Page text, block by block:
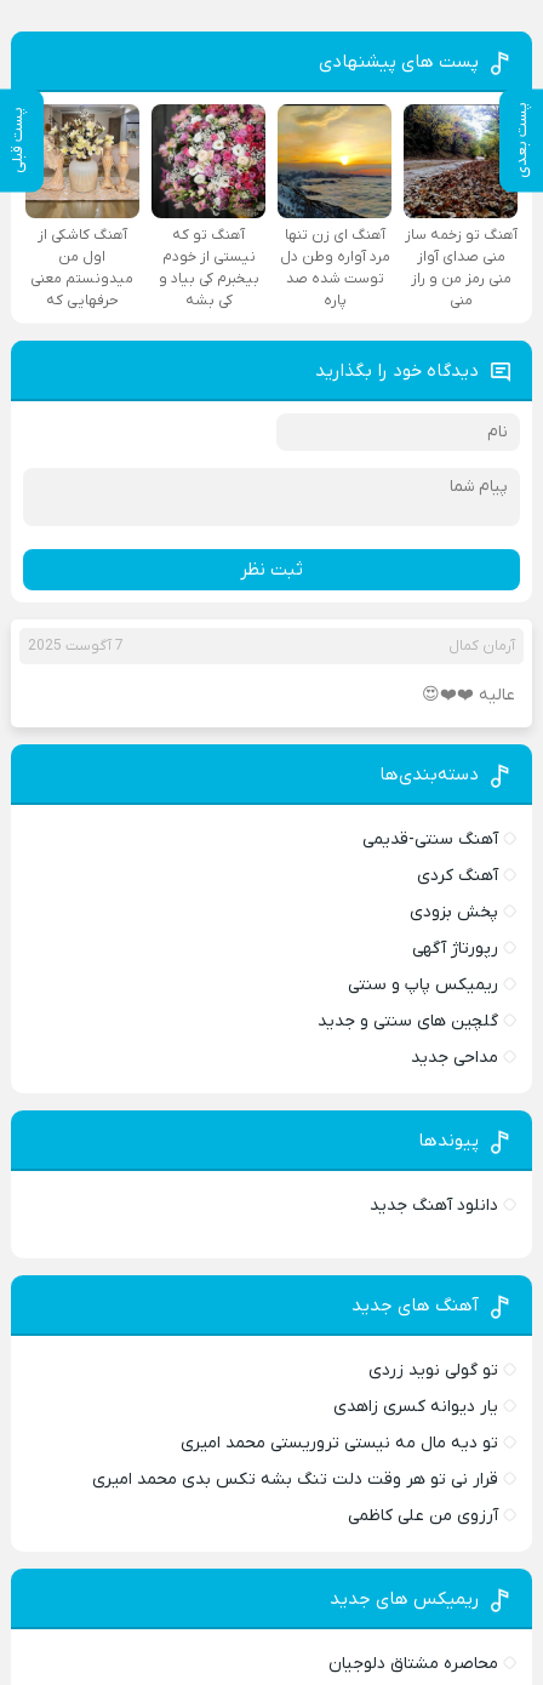
پست بعدی پست قبلی
پست های پیشنهادی
آهنگ تو زخمه ساز
منی صدای آواز
منی رمز من و راز
منی
آهنگ ای زن تنها
مرد آواره وطن دل
توست شده صد
پاره
آهنگ تو که
نیستی از خودم
بیخبرم کی بیاد و
کی بشه
آهنگ کاشکی از
اول من
میدونستم معنی
حرفهایی که
دیدگاه خود را بگذارید
ثبت نظر
آرمان کمال 7 آگوست 2025
عالیه ❤️❤️😍
دسته‌بندی‌ها
آهنگ سنتی-قدیمی
آهنگ کردی
پخش بزودی
رپورتاژ آگهی
ریمیکس پاپ و سنتی
گلچین های سنتی و جدید
مداحی جدید
پیوندها
دانلود آهنگ جدید
آهنگ های جدید
تو گولی نوید زردی
یار دیوانه کسری زاهدی
تو دیه مال مه نیستی تروریستی محمد امیری
قرار نی تو هر وقت دلت تنگ بشه تکس بدی محمد امیری
آرزوی من علی کاظمی
ریمیکس های جدید
محاصره مشتاق دلوجیان